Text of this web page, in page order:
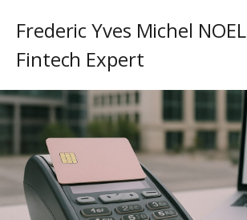
Frederic Yves Michel NOEL
Fintech Expert